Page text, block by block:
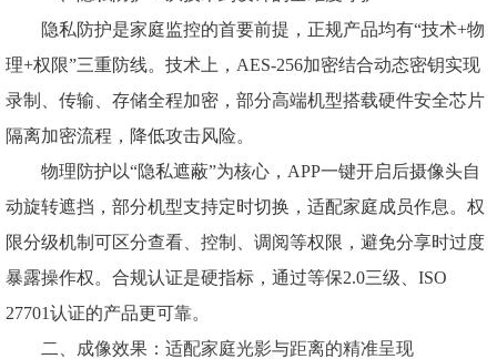
隐私防护是家庭监控的首要前提，正规产品均有“技术+物
理+权限”三重防线。技术上，AES-256加密结合动态密钥实现
录制、传输、存储全程加密，部分高端机型搭载硬件安全芯片
隔离加密流程，降低攻击风险。
物理防护以“隐私遮蔽”为核心，APP一键开启后摄像头自
动旋转遮挡，部分机型支持定时切换，适配家庭成员作息。权
限分级机制可区分查看、控制、调阅等权限，避免分享时过度
暴露操作权。合规认证是硬指标，通过等保2.0三级、ISO
27701认证的产品更可靠。
二、成像效果：适配家庭光影与距离的精准呈现